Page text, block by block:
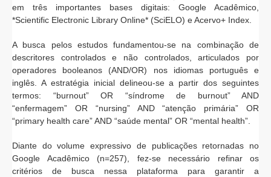
em três importantes bases digitais: Google Acadêmico,
*Scientific Electronic Library Online* (SciELO) e Acervo+ Index.
A busca pelos estudos fundamentou-se na combinação de
descritores controlados e não controlados, articulados por
operadores booleanos (AND/OR) nos idiomas português e
inglês. A estratégia inicial delineou-se a partir dos seguintes
termos: “burnout” OR “síndrome de burnout” AND
“enfermagem” OR “nursing” AND “atenção primária” OR
“primary health care” AND “saúde mental” OR “mental health”.
Diante do volume expressivo de publicações retornadas no
Google Acadêmico (n=257), fez-se necessário refinar os
critérios de busca nessa plataforma para garantir a